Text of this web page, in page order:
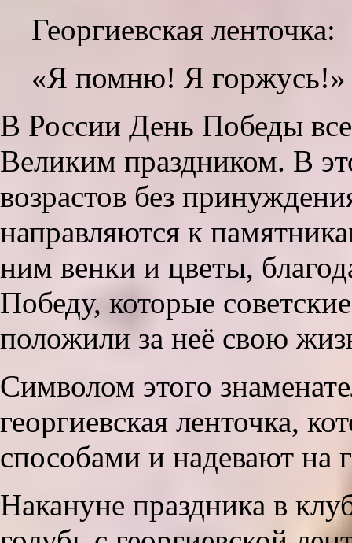
Георгиевская ленточка:
«Я помню! Я горжусь!»
В России День Победы
Великим праздником. В
возрастов без
направляются к
ним венки и цветы,
Победу, которые
положили за неё свою
Символом этого
георгиевская ленточка,
способами и надевают на
Накануне праздника в